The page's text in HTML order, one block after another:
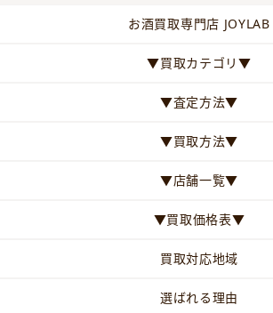
お酒買取専門店 JOYLAB
▼買取カテゴリ▼
▼査定方法▼
▼買取方法▼
▼店舗一覧▼
▼買取価格表▼
買取対応地域
選ばれる理由